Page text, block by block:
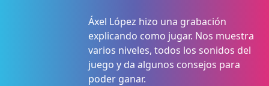
Áxel López hizo una grabación
explicando como jugar. Nos muestra
varios niveles, todos los sonidos del
juego y da algunos consejos para
poder ganar.